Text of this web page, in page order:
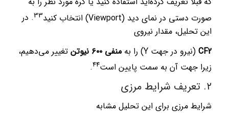
صورت دستی در نمای دید (Viewport) انتخاب کنید
33
. در
این تحلیل، مقدار نیروی
CF2(نیرو در جهت Y) را به منفی ۶۰۰ نیوتن
تغییر می‌دهیم،
زیرا جهت آن به سمت پایین است 44
.
۲. تعریف شرایط مرزی
شرایط مرزی برای این تحلیل مشابه